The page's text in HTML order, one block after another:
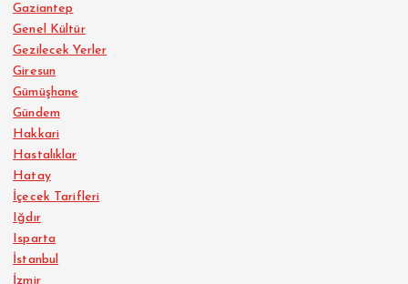
Gaziantep
Genel Kültür
Gezilecek Yerler
Giresun
Gümüşhane
Gündem
Hakkari
Hastalıklar
Hatay
İçecek Tarifleri
Iğdır
Isparta
İstanbul
İzmir